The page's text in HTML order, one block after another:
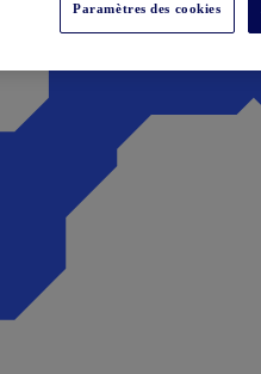
Paramètres des cookies